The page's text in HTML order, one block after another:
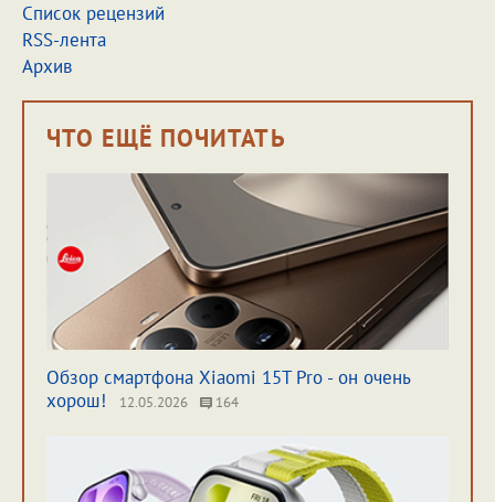
Список рецензий
RSS-лента
Архив
ЧТО ЕЩЁ ПОЧИТАТЬ
Обзор смартфона Xiaomi 15T Pro - он очень
хорош!
12.05.2026 164